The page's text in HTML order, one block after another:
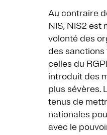
Au contraire
NIS, NIS2 est
volonté des
des
celles du
introduit des
plus sévères.
tenus de
nationales
avec le